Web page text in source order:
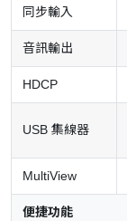
同步輸入
音訊輸出
HDCP
USB 集線器
MultiView
便捷功能